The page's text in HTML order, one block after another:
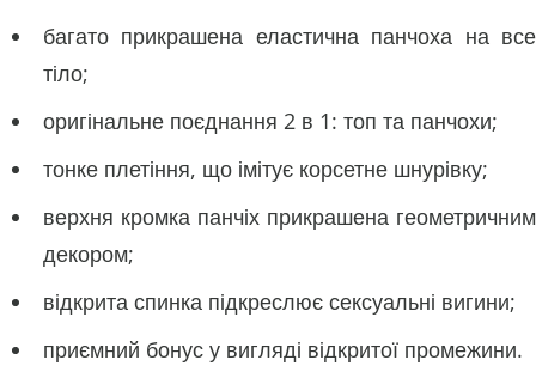
багато прикрашена еластична панчоха на все
тіло;
оригінальне поєднання 2 в 1: топ та панчохи;
тонке плетіння, що імітує корсетне шнурівку;
верхня кромка панчіх прикрашена геометричним
декором;
відкрита спинка підкреслює сексуальні вигини;
приємний бонус у вигляді відкритої промежини.